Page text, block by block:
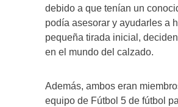
debido a que tenían un
podía asesorar y ayudarles a
pequeña tirada inicial,
en el mundo del calzado.
Además, ambos eran
equipo de Fútbol 5 de fútbol